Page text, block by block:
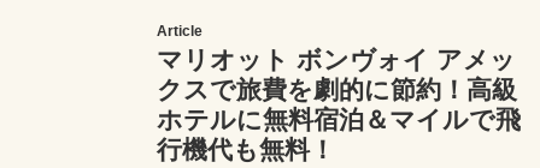
最適です。初年度の年会費無料も魅力。ステータ
スと実用性を兼ね備えたビジネスカードで、あな
たのビジネスをワンランクアップさせませんか？
Article
マリオット ボンヴォイ アメッ
クスで旅費を劇的に節約！高級
ホテルに無料宿泊＆マイルで飛
行機代も無料！